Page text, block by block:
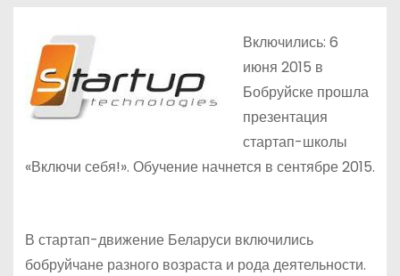
Включились: 6
июня 2015 в
Бобруйске прошла
презентация
стартап-школы
«Включи себя!». Обучение начнется в сентябре 2015.
В стартап-движение Беларуси включились
бобруйчане разного возраста и рода деятельности.